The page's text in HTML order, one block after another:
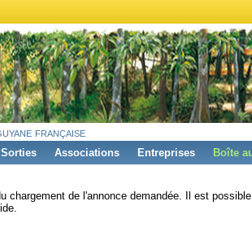
française
Sorties Associations Entreprises Boîte
chargement de l'annonce demandée. Il est